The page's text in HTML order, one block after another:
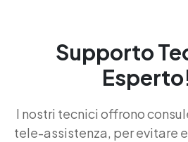
Supporto
I nostri tecnici offrono
tele-assistenza, per evitare